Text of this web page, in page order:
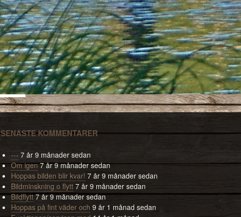
SENASTE KOMMENTARER
--- 7 år 9 månader sedan
Om igen 7 år 9 månader sedan
Hoppas bilden blir kvar! 7 år 9 månader sedan
Bildminskning o flytt 7 år 9 månader sedan
Bildflytt 7 år 9 månader sedan
Hoppas på fint väder och 9 år 1 månad sedan